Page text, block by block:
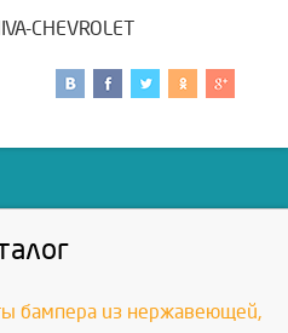
CHEVROLET
бампера из нержавеющей,